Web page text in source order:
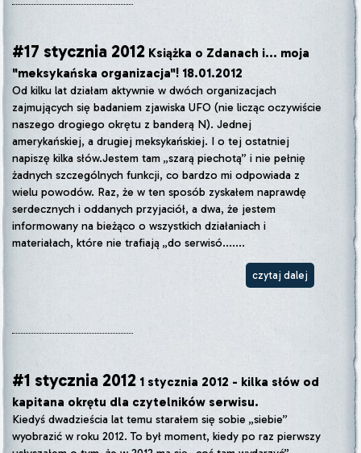
#17 stycznia 2012 Książka o Zdanach i... moja
"meksykańska organizacja"! 18.01.2012
Od kilku lat działam aktywnie w dwóch organizacjach
zajmujących się badaniem zjawiska UFO (nie licząc oczywiście
naszego drogiego okrętu z banderą N). Jednej
amerykańskiej, a drugiej meksykańskiej. I o tej ostatniej
napiszę kilka słów.Jestem tam „szarą piechotą” i nie pełnię
żadnych szczególnych funkcji, co bardzo mi odpowiada z
wielu powodów. Raz, że w ten sposób zyskałem naprawdę
serdecznych i oddanych przyjaciół, a dwa, że jestem
informowany na bieżąco o wszystkich działaniach i
materiałach, które nie trafiają „do serwisó.......
czytaj dalej
#1 stycznia 2012 1 stycznia 2012 - kilka słów od
kapitana okrętu dla czytelników serwisu.
Kiedyś dwadzieścia lat temu starałem się sobie „siebie”
wyobrazić w roku 2012. To był moment, kiedy po raz pierwszy